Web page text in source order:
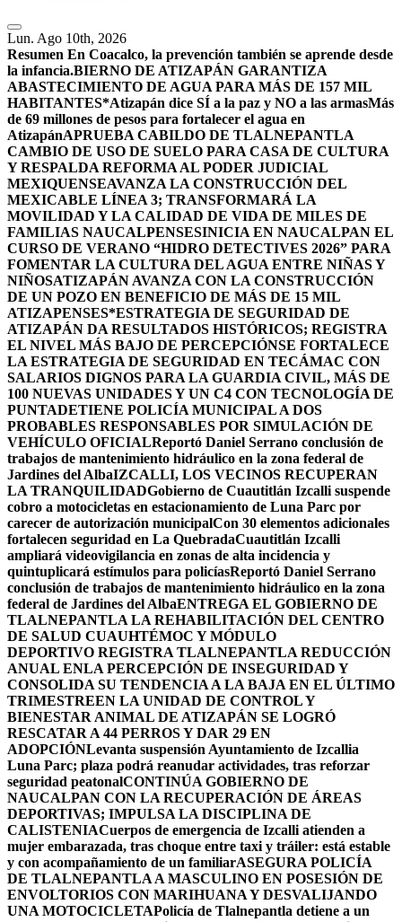
Lun. Ago 10th, 2026
Resumen En Coacalco, la prevención también se aprende desde
la infancia.BIERNO DE ATIZAPÁN GARANTIZA
ABASTECIMIENTO DE AGUA PARA MÁS DE 157 MIL
HABITANTES*Atizapán dice SÍ a la paz y NO a las armasMás
de 69 millones de pesos para fortalecer el agua en
AtizapánAPRUEBA CABILDO DE TLALNEPANTLA
CAMBIO DE USO DE SUELO PARA CASA DE CULTURA
Y RESPALDA REFORMA AL PODER JUDICIAL
MEXIQUENSEAVANZA LA CONSTRUCCIÓN DEL
MEXICABLE LÍNEA 3; TRANSFORMARÁ LA
MOVILIDAD Y LA CALIDAD DE VIDA DE MILES DE
FAMILIAS NAUCALPENSESINICIA EN NAUCALPAN EL
CURSO DE VERANO “HIDRO DETECTIVES 2026” PARA
FOMENTAR LA CULTURA DEL AGUA ENTRE NIÑAS Y
NIÑOSATIZAPÁN AVANZA CON LA CONSTRUCCIÓN
DE UN POZO EN BENEFICIO DE MÁS DE 15 MIL
ATIZAPENSES*ESTRATEGIA DE SEGURIDAD DE
ATIZAPÁN DA RESULTADOS HISTÓRICOS; REGISTRA
EL NIVEL MÁS BAJO DE PERCEPCIÓNSE FORTALECE
LA ESTRATEGIA DE SEGURIDAD EN TECÁMAC CON
SALARIOS DIGNOS PARA LA GUARDIA CIVIL, MÁS DE
100 NUEVAS UNIDADES Y UN C4 CON TECNOLOGÍA DE
PUNTADETIENE POLICÍA MUNICIPAL A DOS
PROBABLES RESPONSABLES POR SIMULACIÓN DE
VEHÍCULO OFICIALReportó Daniel Serrano conclusión de
trabajos de mantenimiento hidráulico en la zona federal de
Jardines del AlbaIZCALLI, LOS VECINOS RECUPERAN
LA TRANQUILIDADGobierno de Cuautitlán Izcalli suspende
cobro a motocicletas en estacionamiento de Luna Parc por
carecer de autorización municipalCon 30 elementos adicionales
fortalecen seguridad en La QuebradaCuautitlán Izcalli
ampliará videovigilancia en zonas de alta incidencia y
quintuplicará estímulos para policíasReportó Daniel Serrano
conclusión de trabajos de mantenimiento hidráulico en la zona
federal de Jardines del AlbaENTREGA EL GOBIERNO DE
TLALNEPANTLA LA REHABILITACIÓN DEL CENTRO
DE SALUD CUAUHTÉMOC Y MÓDULO
DEPORTIVO REGISTRA TLALNEPANTLA REDUCCIÓN
ANUAL ENLA PERCEPCIÓN DE INSEGURIDAD Y
CONSOLIDA SU TENDENCIA A LA BAJA EN EL ÚLTIMO
TRIMESTREEN LA UNIDAD DE CONTROL Y
BIENESTAR ANIMAL DE ATIZAPÁN SE LOGRÓ
RESCATAR A 44 PERROS Y DAR 29 EN
ADOPCIÓNLevanta suspensión Ayuntamiento de Izcallia
Luna Parc; plaza podrá reanudar actividades, tras reforzar
seguridad peatonalCONTINÚA GOBIERNO DE
NAUCALPAN CON LA RECUPERACIÓN DE ÁREAS
DEPORTIVAS; IMPULSA LA DISCIPLINA DE
CALISTENIACuerpos de emergencia de Izcalli atienden a
mujer embarazada, tras choque entre taxi y tráiler: está estable
y con acompañamiento de un familiarASEGURA POLICÍA
DE TLALNEPANTLA A MASCULINO EN POSESIÓN DE
ENVOLTORIOS CON MARIHUANA Y DESVALIJANDO
UNA MOTOCICLETAPolicía de Tlalnepantla detiene a un